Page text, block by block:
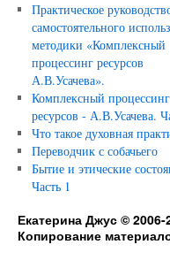
Практическое
самостоятельного
методики «Комплексный
процессинг ресурсов
А.В.Усачева».
Комплексный процессинг
ресурсов - А.В.Усачева.
Что такое духовная
Переводчик с собачьего
Бытие и этические
Часть 1
Екатерина Джус ©
Копирование